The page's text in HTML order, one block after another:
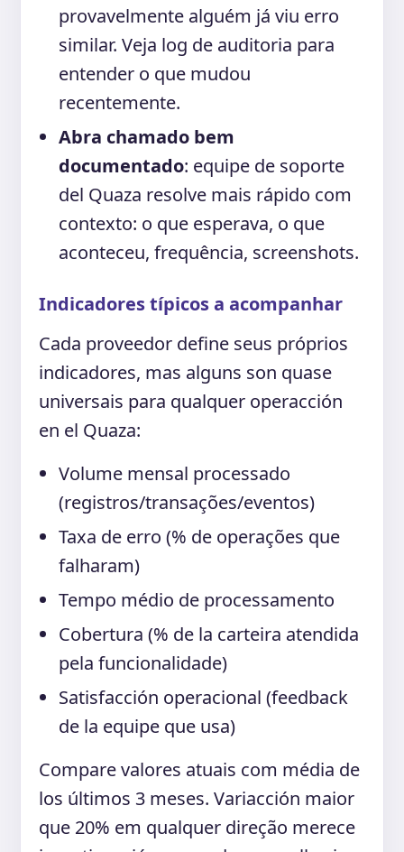
provavelmente alguém já viu erro
similar. Veja log de auditoria para
entender o que mudou
recentemente.
Abra chamado bem
documentado: equipe de soporte
del Quaza resolve mais rápido com
contexto: o que esperava, o que
aconteceu, frequência, screenshots.
Indicadores típicos a acompanhar
Cada proveedor define seus próprios
indicadores, mas alguns son quase
universais para qualquer operacción
en el Quaza:
Volume mensal processado
(registros/transações/eventos)
Taxa de erro (% de operações que
falharam)
Tempo médio de processamento
Cobertura (% de la carteira atendida
pela funcionalidade)
Satisfacción operacional (feedback
de la equipe que usa)
Compare valores atuais com média de
los últimos 3 meses. Variacción maior
que 20% em qualquer direção merece